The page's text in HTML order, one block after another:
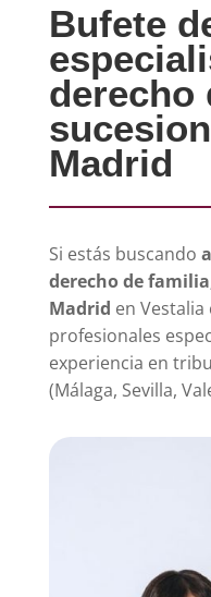
Bufete
derecho
Madrid
Si estás buscando
derecho de
Madrid en
profesionales
experiencia en
(Málaga, Sevilla,